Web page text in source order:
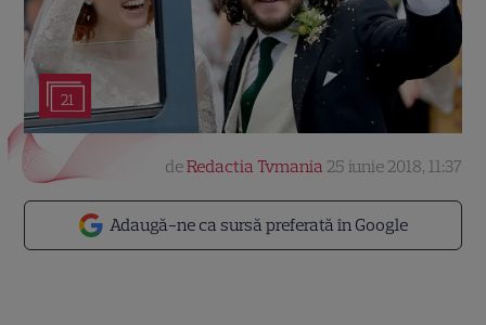
21
Adaugă-ne ca sursă preferată în Google
deRedactia Tvmania 25 iunie 2018, 11:37